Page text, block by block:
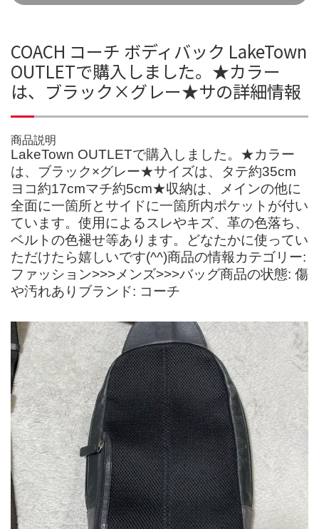
COACH コーチ ボディバック LakeTown
OUTLETで購入しました。★カラー
は、ブラック×グレー★サの詳細情報
商品説明
LakeTown OUTLETで購入しました。★カラー
は、ブラック×グレー★サイズは、タテ約35cm
ヨコ約17cmマチ約5cm★収納は、メインの他に
全面に一箇所とサイドに一箇所内ポケットが付い
ています。使用によるスレやキズ、革の色落ち、
ベルトの色褪せ等あります。どなたかに使ってい
ただけたら嬉しいです(^^)商品の情報カテゴリー:
ファッション>>>メンズ>>>バッグ商品の状態: 傷
や汚れありブランド: コーチ